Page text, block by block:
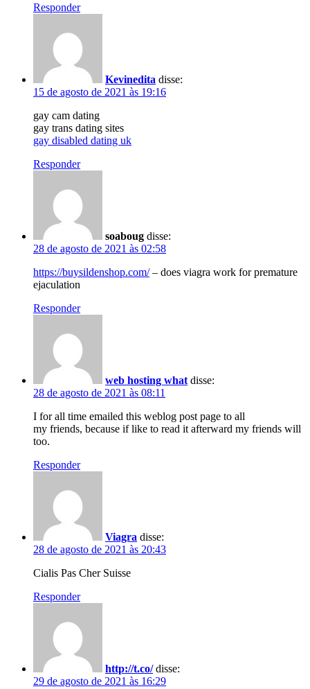
Responder
Kevinedita disse:
15 de agosto de 2021 às 19:16
gay cam dating
gay trans dating sites
gay disabled dating uk
Responder
soaboug disse:
28 de agosto de 2021 às 02:58
https://buysildenshop.com/– does viagra work for premature
ejaculation
Responder
web hosting what disse:
28 de agosto de 2021 às 08:11
I for all time emailed this weblog post page to all
my friends, because if like to read it afterward my friends will
too.
Responder
Viagra disse:
28 de agosto de 2021 às 20:43
Cialis Pas Cher Suisse
Responder
http://t.co/ disse:
29 de agosto de 2021 às 16:29